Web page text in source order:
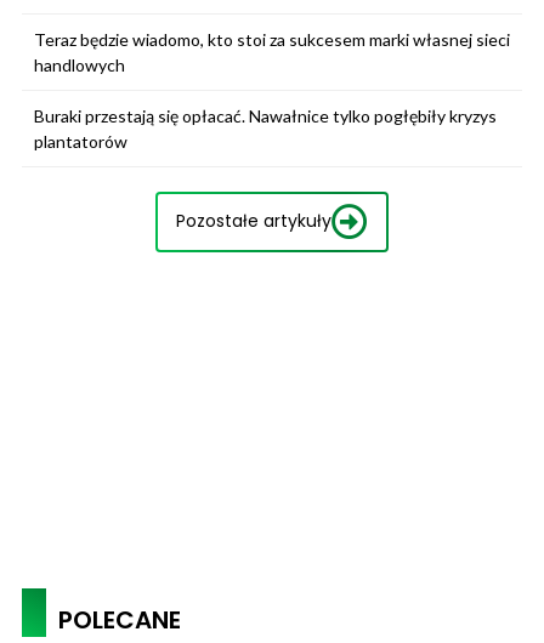
Teraz będzie wiadomo, kto stoi za sukcesem marki własnej sieci
handlowych
Buraki przestają się opłacać. Nawałnice tylko pogłębiły kryzys
plantatorów
Pozostałe artykuły
POLECANE